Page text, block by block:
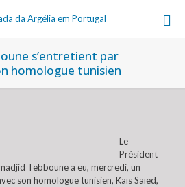
s’entretient par
homologue tunisien
Le
Président
Tebboune a eu, mercredi, un
son homologue tunisien, Kaïs Saïed,